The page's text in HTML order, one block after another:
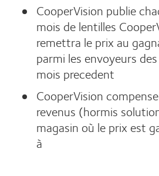
CooperVision publie
mois de lentilles
remettra le prix au
parmi les envoyeurs
mois precedent
CooperVision
revenus (hormis
magasin où le prix est
à